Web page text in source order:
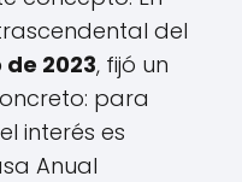
del
2023, fijó un
para
interés es
Anual